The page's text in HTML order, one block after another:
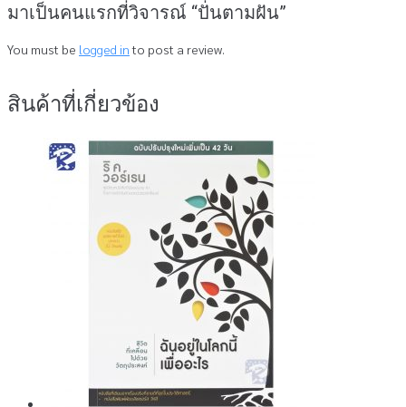
มาเป็นคนแรกที่วิจารณ์ “ปั่นตามฝัน”
You must be logged into post a review.
สินค้าที่เกี่ยวข้อง